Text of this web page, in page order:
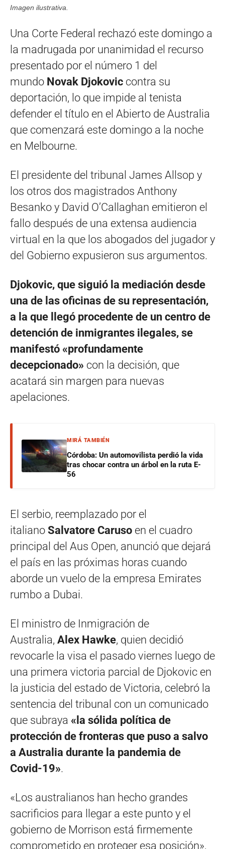
Imagen ilustrativa.
Una Corte Federal rechazó este domingo a
la madrugada por unanimidad el recurso
presentado por el número 1 del
mundo Novak Djokovic contra su
deportación, lo que impide al tenista
defender el título en el Abierto de Australia
que comenzará este domingo a la noche
en Melbourne.
El presidente del tribunal James Allsop y
los otros dos magistrados Anthony
Besanko y David O’Callaghan emitieron el
fallo después de una extensa audiencia
virtual en la que los abogados del jugador y
del Gobierno expusieron sus argumentos.
Djokovic, que siguió la mediación desde
una de las oficinas de su representación,
a la que llegó procedente de un centro de
detención de inmigrantes ilegales, se
manifestó «profundamente
decepcionado» con la decisión, que
acatará sin margen para nuevas
apelaciones.
MIRÁ TAMBIÉN
Córdoba: Un automovilista perdió la vida
tras chocar contra un árbol en la ruta E-
56
El serbio, reemplazado por el
italiano Salvatore Caruso en el cuadro
principal del Aus Open, anunció que dejará
el país en las próximas horas cuando
aborde un vuelo de la empresa Emirates
rumbo a Dubai.
El ministro de Inmigración de
Australia, Alex Hawke, quien decidió
revocarle la visa el pasado viernes luego de
una primera victoria parcial de Djokovic en
la justicia del estado de Victoria, celebró la
sentencia del tribunal con un comunicado
que subraya «la sólida política de
protección de fronteras que puso a salvo
a Australia durante la pandemia de
Covid-19».
«Los australianos han hecho grandes
sacrificios para llegar a este punto y el
gobierno de Morrison está firmemente
comprometido en proteger esa posición»,